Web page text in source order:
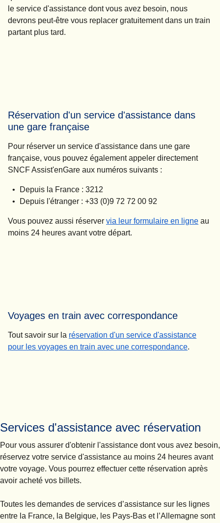
le service d'assistance dont vous avez besoin, nous
devrons peut-être vous replacer gratuitement dans un train
partant plus tard.
Réservation d'un service d'assistance dans
une gare française
Pour réserver un service d'assistance dans une gare
française, vous pouvez également appeler directement
SNCF Assist'enGare aux numéros suivants :
Depuis la France : 3212
Depuis l'étranger : +33 (0)9 72 72 00 92
Vous pouvez aussi réserver via leur formulaire en ligne( au
moins 24 heures avant votre départ.
Voyages en train avec correspondance
Tout savoir sur la réservation d'un service d'assistance
pour les voyages en train avec une correspondance.
Services d'assistance avec réservation
Pour vous assurer d'obtenir l'assistance dont vous avez besoin,
réservez votre service d'assistance au moins 24 heures avant
votre voyage. Vous pourrez effectuer cette réservation après
avoir acheté vos billets.
Toutes les demandes de services d’assistance sur les lignes
entre la France, la Belgique, les Pays-Bas et l’Allemagne sont